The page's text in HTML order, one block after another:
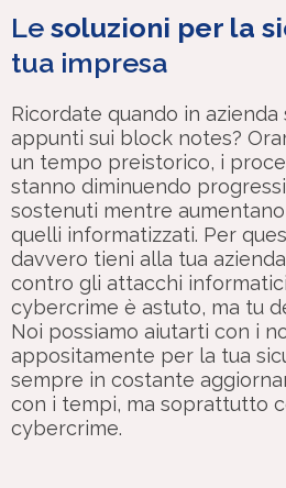
Le soluzioni per la
tua impresa
Ricordate quando in
appunti sui block notes?
un tempo preistorico, i
stanno diminuendo
sostenuti mentre
quelli informatizzati. Per
davvero tieni alla tua
contro gli attacchi
cybercrime è astuto, ma tu
Noi possiamo aiutarti con i
appositamente per la tua
sempre in costante
con i tempi, ma soprattutto
cybercrime.